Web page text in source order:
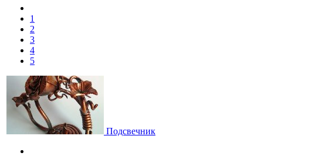
1
2
3
4
5
Подсвечник